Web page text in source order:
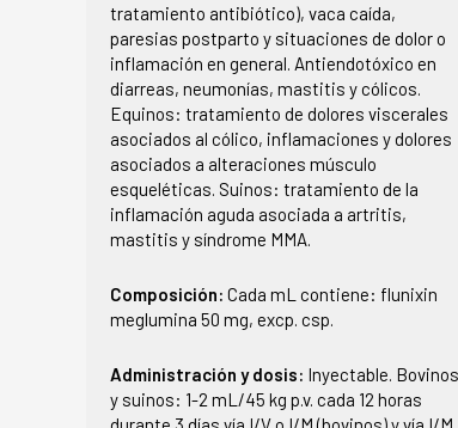
tratamiento antibiótico), vaca caída,
paresias postparto y situaciones de dolor o
inflamación en general. Antiendotóxico en
diarreas, neumonías, mastitis y cólicos.
Equinos: tratamiento de dolores viscerales
asociados al cólico, inflamaciones y dolores
asociados a alteraciones músculo
esqueléticas. Suinos: tratamiento de la
inflamación aguda asociada a artritis,
mastitis y síndrome MMA.
Composición: Cada mL contiene: flunixin
meglumina 50 mg, excp. csp.
Administración y dosis: Inyectable. Bovinos
y suinos: 1-2 mL/45 kg p.v. cada 12 horas